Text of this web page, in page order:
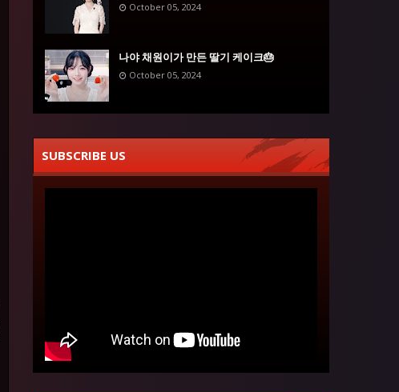
October 05, 2024
나야 채원이가 만든 딸기 케이크🎂
October 05, 2024
SUBSCRIBE US